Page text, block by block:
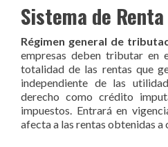
Sistema de
Régimen general de
empresas deben tributar en
totalidad de las rentas que
independiente de las
derecho como crédito
impuestos. Entrará en
afecta a las rentas obtenidas a